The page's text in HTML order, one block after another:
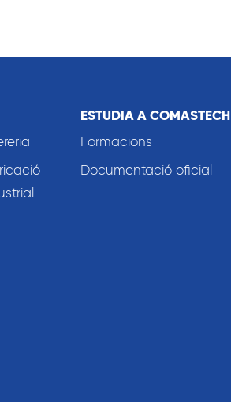
ESTUDIA A COMASTECH
Formacions
Documentació oficial